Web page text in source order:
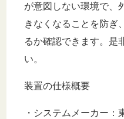
が意図しない環境で、
きなくなることを防ぎ
るか確認できます。是
い。
装置の仕様概要
・システムメーカー：